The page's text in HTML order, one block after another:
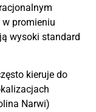
racjonalnym
promieniu
wysoki standard
kieruje do
Narwi)